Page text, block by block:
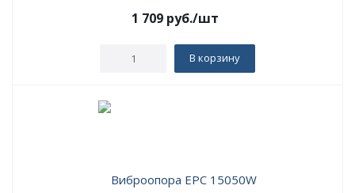
1 709руб./шт
В корзину